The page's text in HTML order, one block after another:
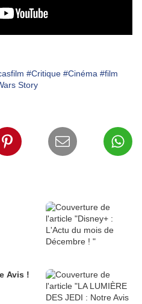
#Critique #Cinéma #film
Story
Avis !